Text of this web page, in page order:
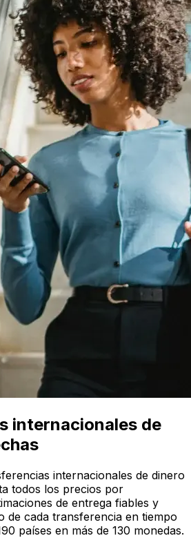
internacionales de
internacionales de dinero
todos los precios por
de entrega fiables y
de cada transferencia en tiempo
países en más de 130 monedas.